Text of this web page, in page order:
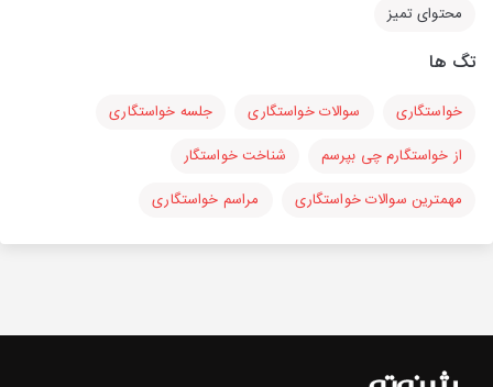
محتوای تمیز
تگ ها
خواستگاری سوالات خواستگاری
جلسه خواستگاری
از خواستگارم چی بپرسم
شناخت خواستگار
مهمترین سوالات خواستگاری
مراسم خواستگاری